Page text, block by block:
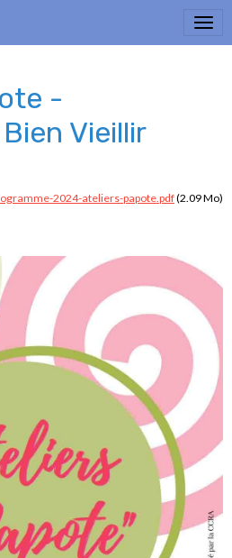
-
Vieillir
2024-ateliers-papote.pdf(2.09 Mo)